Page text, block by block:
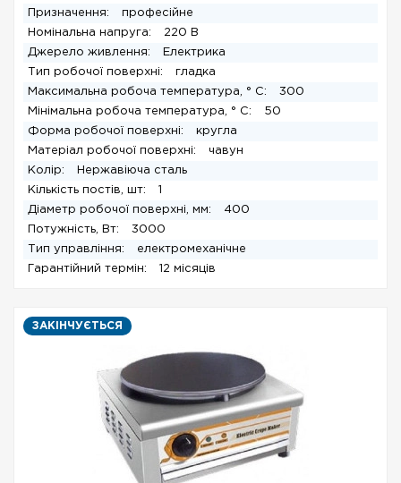
Призначення:
професійне
Номінальна напруга:
220 В
Джерело живлення:
Електрика
Тип робочої поверхні:
гладка
Максимальна робоча температура, ° C:
300
Мінімальна робоча температура, ° C:
50
Форма робочої поверхні:
кругла
Матеріал робочої поверхні:
чавун
Колір:
Нержавіюча сталь
Кількість постів, шт:
1
Діаметр робочої поверхні, мм:
400
Потужність, Вт:
3000
Тип управління:
електромеханічне
Гарантійний термін:
12 місяців
ЗАКІНЧУЄТЬСЯ